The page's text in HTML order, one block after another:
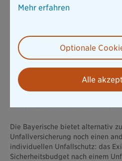
präventives Verhalten.
im Vordergrund.
Durch das Vorsorgebudget
Maßnahmen einreichen,
für das Inlineskaten sowie für
Die Bayerische bietet alternativ
Unfallversicherung noch einen
individuellen Unfallschutz: das
Sicherheitsbudget nach einem
Mehr erfahren
Optionale
Alle